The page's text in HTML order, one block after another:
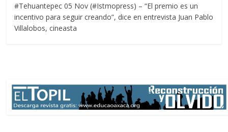
#Tehuantepec 05 Nov (#Istmopress) – “El premio es un
incentivo para seguir creando”, dice en entrevista Juan Pablo
Villalobos, cineasta